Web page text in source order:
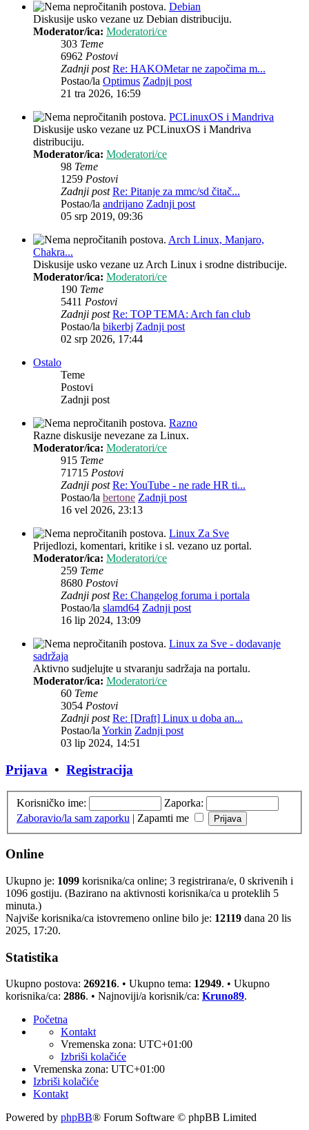
Debian
Diskusije usko vezane uz Debian distribuciju.
Moderator/ica: Moderatori/ce
303 Teme
6962 Postovi
Zadnji post Re: HAKOMetar ne započima m...
Postao/la Optimus Zadnji post
21 tra 2026, 16:59
PCLinuxOS i Mandriva
Diskusije usko vezane uz PCLinuxOS i Mandriva
distribuciju.
Moderator/ica: Moderatori/ce
98 Teme
1259 Postovi
Zadnji post Re: Pitanje za mmc/sd čitač...
Postao/la andrijano Zadnji post
05 srp 2019, 09:36
Arch Linux, Manjaro,
Chakra...
Diskusije usko vezane uz Arch Linux i srodne distribucije.
Moderator/ica: Moderatori/ce
190 Teme
5411 Postovi
Zadnji post Re: TOP TEMA: Arch fan club
Postao/la bikerbj Zadnji post
02 srp 2026, 17:44
Ostalo
Teme
Postovi
Zadnji post
Razno
Razne diskusije nevezane za Linux.
Moderator/ica: Moderatori/ce
915 Teme
71715 Postovi
Zadnji post Re: YouTube - ne rade HR ti...
Postao/la bertone Zadnji post
16 vel 2026, 23:13
Linux Za Sve
Prijedlozi, komentari, kritike i sl. vezano uz portal.
Moderator/ica: Moderatori/ce
259 Teme
8680 Postovi
Zadnji post Re: Changelog foruma i portala
Postao/la slamd64 Zadnji post
16 lip 2024, 13:09
Linux za Sve - dodavanje
sadržaja
Aktivno sudjelujte u stvaranju sadržaja na portalu.
Moderator/ica: Moderatori/ce
60 Teme
3054 Postovi
Zadnji post Re: [Draft] Linux u doba an...
Postao/laYorkin Zadnji post
03 lip 2024, 14:51
Prijava • Registracija
Korisničko ime:
Zaporka:
Zaboravio/la sam zaporku | Zapamti me
Online
Ukupno je: 1099 korisnika/ca online; 3 registrirana/e, 0 skrivenih i
1096 gostiju. (Bazirano na aktivnosti korisnika/ca u proteklih 5
minuta.)
Najviše korisnika/ca istovremeno online bilo je: 12119 dana 20 lis
2025, 17:20.
Statistika
Ukupno postova: 269216. • Ukupno tema: 12949. • Ukupno
korisnika/ca: 2886. • Najnoviji/a korisnik/ca: Kruno89.
Početna
Kontakt
Vremenska zona: UTC+01:00
Izbriši kolačiće
Vremenska zona: UTC+01:00
Izbriši kolačiće
Kontakt
Powered by phpBB® Forum Software © phpBB Limited